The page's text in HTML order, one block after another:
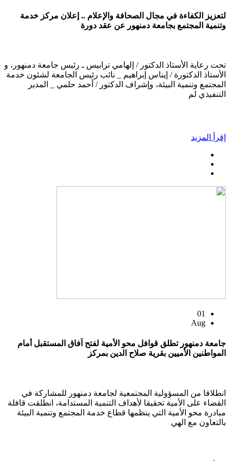
لتعزيز الكفاءة في مجال الصحافة والإعلام .. إعلان مركز خدمة
وتنمية المجتمع بجامعة دمنهور عن عقد دورة
تحت رعاية الأستاذ الدكتور / إلهامي ترابيس ـ رئيس جامعة دمنهور، و
الأستاذ الدكتورة / إيناس إبراهيم _ نائب رئيس الجامعة لشئون خدمة
المجتمع وتنمية البيئة، وإشراف الدكتور / أحمد حلمي _ المدير
التنفيذي لم
إقرأ المزيد
01
Aug
جامعة دمنهور تطلق قوافل محو الأمية لفتح آفاق المستقبل أمام
المواطنين الأميين بقرية صلاح الدين بمركز
انطلاقا من المسؤولية المجتمعية لجامعة دمنهور للمشاركة في
القضاء على الأمية تحقيقا لأهداف التنمية المستدامة، انطلقت قافلة
مبادرة محو الأمية التي ينظمها قطاع خدمة المجتمع وتنمية البيئة
بالتعاون مع الهي